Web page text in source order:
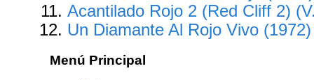
Acantilado Rojo 2 (Red Cliff 2)
Un Diamante Al Rojo Vivo (1972)
Menú Principal